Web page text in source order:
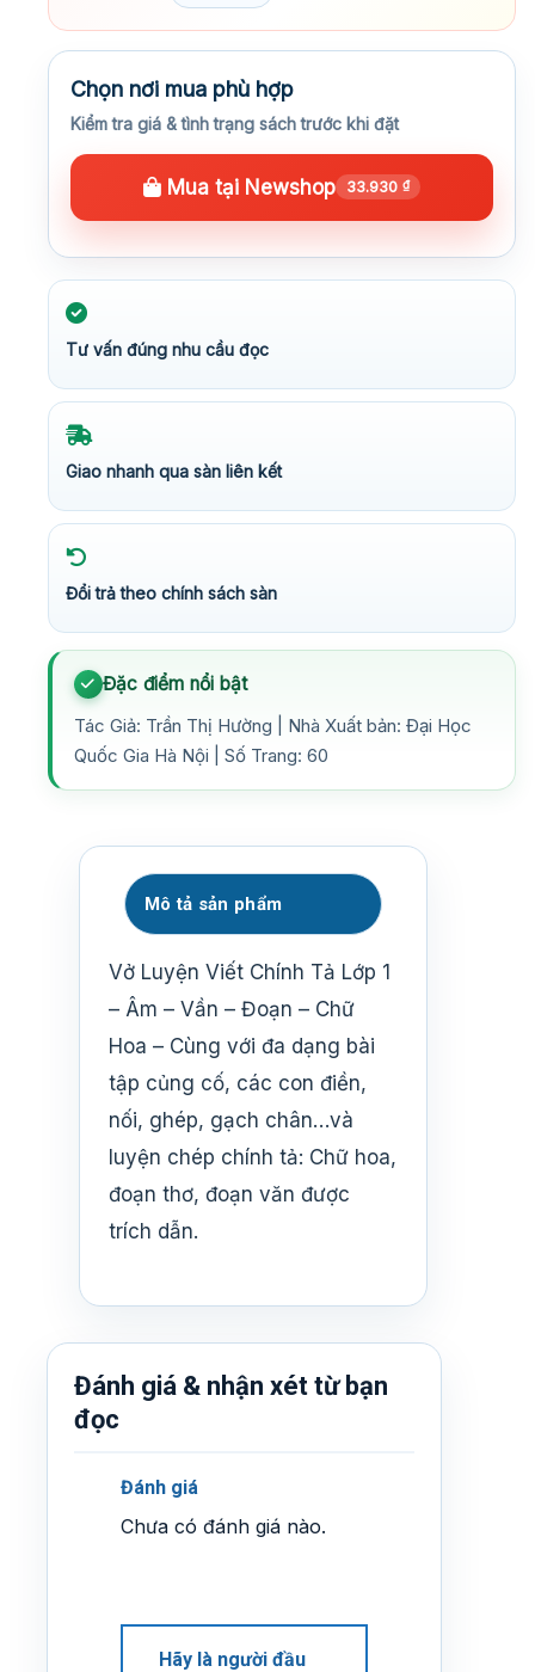
Chọn nơi mua phù hợp
Kiểm tra giá & tình trạng sách trước khi đặt
Mua tại Newshop 33.930 ₫
Tư vấn đúng nhu cầu đọc
Giao nhanh qua sàn liên kết
Đổi trả theo chính sách sàn
Đặc điểm nổi bật
Tác Giả: Trần Thị Hường | Nhà Xuất bản: Đại Học
Quốc Gia Hà Nội | Số Trang: 60
Mô tả sản phẩm
Vở Luyện Viết Chính Tả Lớp 1
– Âm – Vần – Đoạn – Chữ
Hoa – Cùng với đa dạng bài
tập củng cố, các con điền,
nối, ghép, gạch chân…và
luyện chép chính tả: Chữ hoa,
đoạn thơ, đoạn văn được
trích dẫn.
Đánh giá & nhận xét từ bạn
đọc
Đánh giá
Chưa có đánh giá nào.
Hãy là người đầu